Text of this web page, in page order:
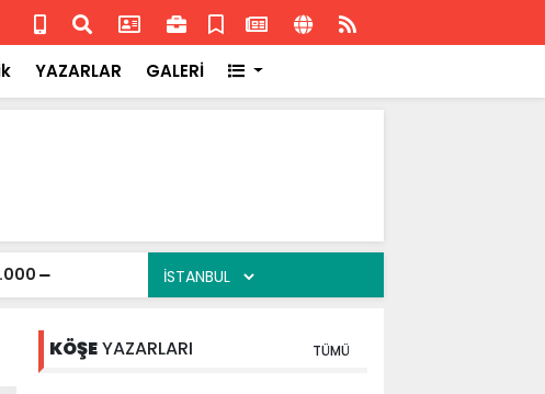
Fransa'daki başarısı
YAZARLAR GALERİ
KÖŞEYAZARLARI TÜMÜ